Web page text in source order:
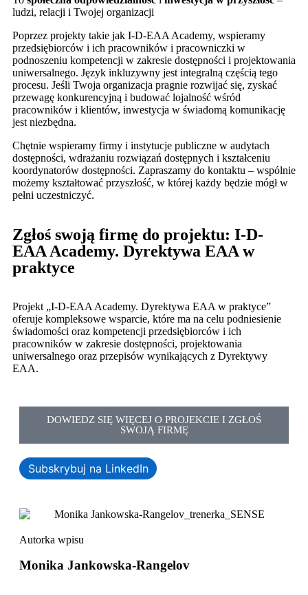
ludzi, relacji i Twojej organizacji
Poprzez projekty takie jak I-D-EAA Academy, wspieramy
przedsiębiorców i ich pracowników i pracowniczki w
podnoszeniu kompetencji w zakresie dostępności i projektowania
uniwersalnego. Język inkluzywny jest integralną częścią tego
procesu. Jeśli Twoja organizacja pragnie rozwijać się, zyskać
przewagę konkurencyjną i budować lojalność wśród
pracowników i klientów, inwestycja w świadomą komunikację
jest niezbędna.
Chętnie wspieramy firmy i instytucje publiczne w audytach
dostępności, wdrażaniu rozwiązań dostępnych i kształceniu
koordynatorów dostępności. Zapraszamy do kontaktu – wspólnie
możemy kształtować przyszłość, w której każdy będzie mógł w
pełni uczestniczyć.
Zgłoś swoją firmę do projektu: I-D-
EAA Academy. Dyrektywa EAA w
praktyce
Projekt „I-D-EAA Academy. Dyrektywa EAA w praktyce”
oferuje kompleksowe wsparcie, które ma na celu podniesienie
świadomości oraz kompetencji przedsiębiorców i ich
pracowników w zakresie dostępności, projektowania
uniwersalnego oraz przepisów wynikających z Dyrektywy
EAA.
DOWIEDZ SIĘ WIĘCEJ O PROJEKCIE I ZGŁOŚ
SWOJĄ FIRMĘ
Subskrybuj na LinkedIn
Autorka wpisu
Monika Jankowska-Rangelov